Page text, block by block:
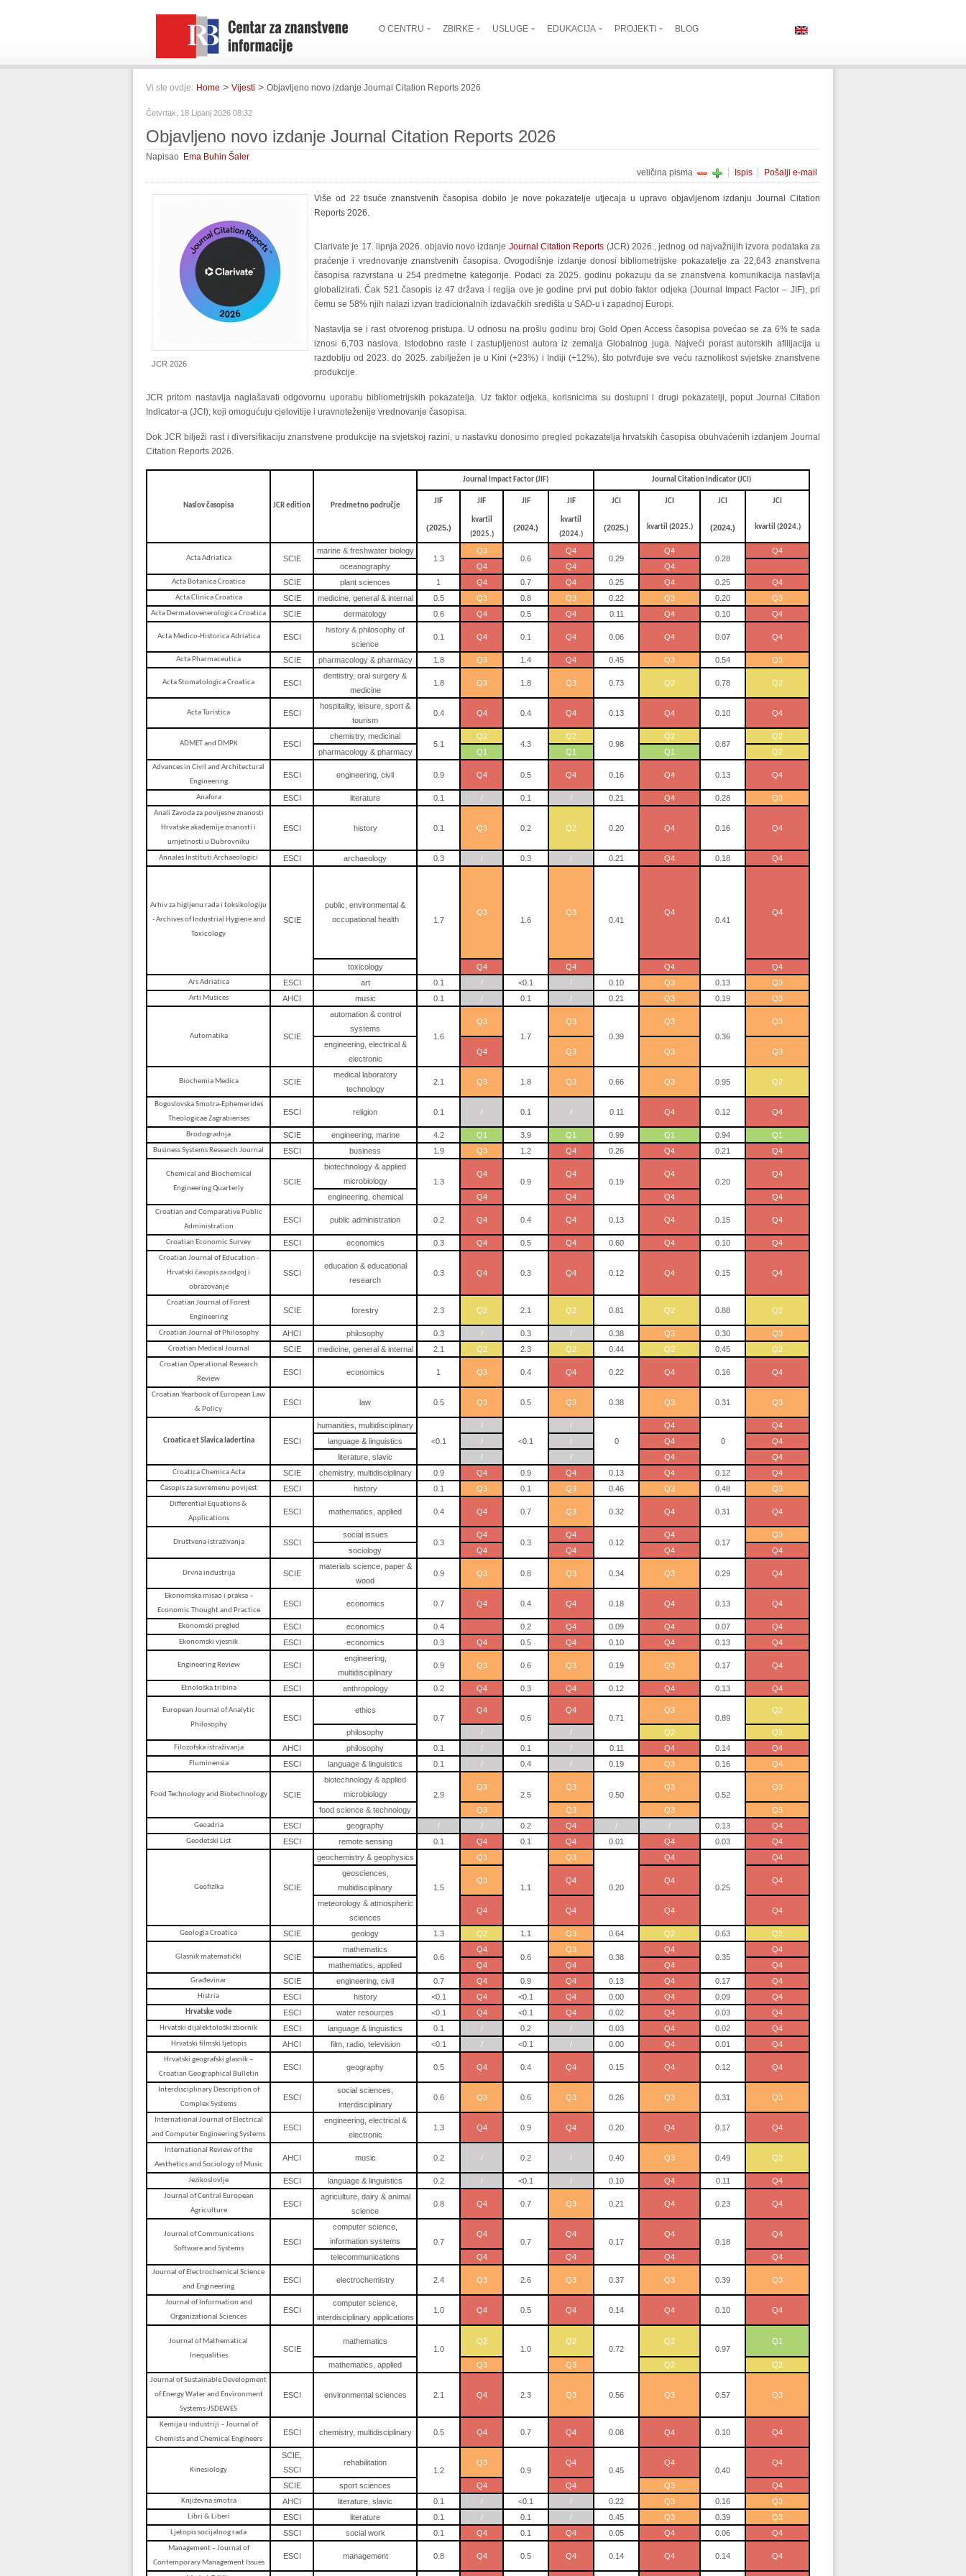
O CENTRU ZBIRKE USLUGE EDUKACIJA PROJEKTI BLOG
Vi ste ovdje: Home > Vijesti > Objavljeno novo izdanje Journal Citation Reports 2026
Četvrtak, 18 Lipanj 2026 08:32
Objavljeno novo izdanje Journal Citation Reports 2026
Napisao Ema Buhin Šaler
veličina pisma
Ispis Pošalji e-mail
JCR 2026
Više od 22 tisuće znanstvenih časopisa dobilo je nove pokazatelje utjecaja u upravo objavljenom izdanju Journal Citation
Reports 2026.
Clarivate je 17. lipnja 2026. objavio novo izdanje Journal Citation Reports (JCR) 2026., jednog od najvažnijih izvora podataka za
praćenje i vrednovanje znanstvenih časopisa. Ovogodišnje izdanje donosi bibliometrijske pokazatelje za 22,643 znanstvena
časopisa razvrstana u 254 predmetne kategorije. Podaci za 2025. godinu pokazuju da se znanstvena komunikacija nastavlja
globalizirati. Čak 521 časopis iz 47 država i regija ove je godine prvi put dobio faktor odjeka (Journal Impact Factor – JIF), pri
čemu se 58% njih nalazi izvan tradicionalnih izdavačkih središta u SAD-u i zapadnoj Europi.
Nastavlja se i rast otvorenog pristupa. U odnosu na prošlu godinu broj Gold Open Access časopisa povećao se za 6% te sada
iznosi 6,703 naslova. Istodobno raste i zastupljenost autora iz zemalja Globalnog juga. Najveći porast autorskih afilijacija u
razdoblju od 2023. do 2025. zabilježen je u Kini (+23%) i Indiji (+12%), što potvrđuje sve veću raznolikost svjetske znanstvene
produkcije.
JCR pritom nastavlja naglašavati odgovornu uporabu bibliometrijskih pokazatelja. Uz faktor odjeka, korisnicima su dostupni i drugi pokazatelji, poput Journal Citation
Indicator-a (JCI), koji omogućuju cjelovitije i uravnoteženije vrednovanje časopisa.
Dok JCR bilježi rast i diversifikaciju znanstvene produkcije na svjetskoj razini, u nastavku donosimo pregled pokazatelja hrvatskih časopisa obuhvaćenih izdanjem Journal
Citation Reports 2026.
Naslov časopisa JCR edition Predmetno područje
Journal Impact Factor (JIF) Journal Citation Indicator (JCI)
JIF JIF JIF JIF JCI JCI JCI JCI
(2025.)
kvartil
(2025.)
(2024.)
kvartil
(2024.)
(2025.) kvartil (2025.) (2024.) kvartil (2024.)
Acta Adriatica SCIE
marine & freshwater biology
1.3
Q3
0.6
Q4
0.29
Q4
0.28
Q4
oceanography
Q4 Q4 Q4
Acta Botanica Croatica SCIE plant sciences 1 Q4 0.7 Q4 0.25 Q4 0.25 Q4
Acta Clinica Croatica SCIE medicine, general & internal 0.5 Q3 0.8 Q3 0.22 Q3 0.20 Q3
Acta Dermatovenerologica Croatica SCIE dermatology 0.6 Q4 0.5 Q4 0.11 Q4 0.10 Q4
Acta Medico-Historica Adriatica ESCI
history & philosophy of
science
0.1 Q4 0.1 Q4 0.06 Q4 0.07 Q4
Acta Pharmaceutica SCIE pharmacology & pharmacy 1.8 Q3 1.4 Q4 0.45 Q3 0.54 Q3
Acta Stomatologica Croatica ESCI
dentistry, oral surgery &
medicine
1.8 Q3 1.8 Q3 0.73 Q2 0.78 Q2
Acta Turistica ESCI
hospitality, leisure, sport &
tourism
0.4 Q4 0.4 Q4 0.13 Q4 0.10 Q4
ADMET and DMPK ESCI
chemistry, medicinal
5.1
Q2
4.3
Q2
0.98
Q2
0.87
Q2
pharmacology & pharmacy
Q1 Q1 Q1 Q2
Advances in Civil and Architectural
Engineering
ESCI engineering, civil 0.9 Q4 0.5 Q4 0.16 Q4 0.13 Q4
Anafora ESCI literature 0.1 / 0.1 / 0.21 Q4 0.28 Q3
Anali Zavoda za povijesne znanosti
Hrvatske akademije znanosti i
umjetnosti u Dubrovniku
ESCI history 0.1 Q3 0.2 Q2 0.20 Q4 0.16 Q4
Annales Instituti Archaeologici ESCI archaeology 0.3 / 0.3 / 0.21 Q4 0.18 Q4
Arhiv za higijenu rada i toksikologiju
- Archives of Industrial Hygiene and
Toxicology
SCIE
public, environmental &
occupational health
1.7
Q3
1.6
Q3
0.41
Q4
0.41
Q4
toxicology Q4 Q4 Q4 Q4
Ars Adriatica ESCI art 0.1 / <0.1 / 0.10 Q3 0.13 Q3
Arti Musices AHCI music 0.1 / 0.1 / 0.21 Q3 0.19 Q3
Automatika SCIE
automation & control
systems
1.6
Q3
1.7
Q3
0.39
Q3
0.36
Q3
engineering, electrical &
electronic
Q4 Q3 Q3 Q3
Biochemia Medica SCIE
medical laboratory
technology
2.1 Q3 1.8 Q3 0.66 Q3 0.95 Q2
Bogoslovska Smotra-Ephemerides
Theologicae Zagrabienses
ESCI religion 0.1 / 0.1 / 0.11 Q4 0.12 Q4
Brodogradnja SCIE engineering, marine 4.2 Q1 3.9 Q1 0.99 Q1 0.94 Q1
Business Systems Research Journal ESCI business 1.9 Q3 1.2 Q4 0.26 Q4 0.21 Q4
Chemical and Biochemical
Engineering Quarterly
SCIE
biotechnology & applied
microbiology
1.3
Q4
0.9
Q4
0.19
Q4
0.20
Q4
engineering, chemical Q4 Q4 Q4 Q4
Croatian and Comparative Public
Administration
ESCI public administration 0.2 Q4 0.4 Q4 0.13 Q4 0.15 Q4
Croatian Economic Survey ESCI economics 0.3 Q4 0.5 Q4 0.60 Q4 0.10 Q4
Croatian Journal of Education -
Hrvatski časopis za odgoj i
obrazovanje
SSCI
education & educational
research
0.3 Q4 0.3 Q4 0.12 Q4 0.15 Q4
Croatian Journal of Forest
Engineering
SCIE forestry 2.3 Q2 2.1 Q2 0.81 Q2 0.88 Q2
Croatian Journal of Philosophy AHCI philosophy 0.3 / 0.3 / 0.38 Q3 0.30 Q3
Croatian Medical Journal SCIE medicine, general & internal 2.1 Q2 2.3 Q2 0.44 Q2 0.45 Q2
Croatian Operational Research
Review
ESCI economics 1 Q3 0.4 Q4 0.22 Q4 0.16 Q4
Croatian Yearbook of European Law
& Policy
ESCI law 0.5 Q3 0.5 Q3 0.38 Q3 0.31 Q3
Croatica et Slavica Iadertina ESCI
humanities, multidisciplinary
<0.1
/
<0.1
/
0
Q4
0
Q4
language & linguistics
/ / Q4
Q4
literature, slavic
/ / Q4 Q4
Croatica Chemica Acta SCIE chemistry, multidisciplinary 0.9 Q4 0.9 Q4 0.13 Q4 0.12 Q4
Časopis za suvremenu povijest ESCI history 0.1 Q3 0.1 Q3 0.46 Q3 0.48 Q3
Differential Equations &
Applications
ESCI mathematics, applied 0.4 Q4 0.7 Q3 0.32 Q4 0.31 Q4
Društvena istraživanja SSCI
social issues
0.3
Q4
0.3
Q4
0.12
Q4
0.17
Q3
sociology
Q4 Q4 Q4 Q4
Drvna industrija SCIE
materials science, paper &
wood
0.9 Q3 0.8 Q3 0.34 Q3 0.29 Q4
Ekonomska misao i praksa –
Economic Thought and Practice
ESCI economics 0.7 Q4 0.4 Q4 0.18 Q4 0.13 Q4
Ekonomski pregled ESCI economics 0.4 0.2 Q4 0.09 Q4 0.07 Q4
Ekonomski vjesnik ESCI economics 0.3 Q4 0.5 Q4 0.10 Q4 0.13 Q4
Engineering Review ESCI
engineering,
multidisciplinary
0.9 Q3 0.6 Q3 0.19 Q3 0.17 Q4
Etnološka tribina ESCI anthropology 0.2 Q4 0.3 Q4 0.12 Q4 0.13 Q4
European Journal of Analytic
Philosophy
ESCI
ethics
0.7
Q4
0.6
Q4
0.71
Q3
0.89
Q2
philosophy / / Q2 Q2
Filozofska istraživanja AHCI philosophy 0.1 / 0.1 / 0.11 Q4 0.14 Q4
Fluminensia ESCI language & linguistics 0.1 / 0.4 / 0.19 Q3 0.16 Q4
Food Technology and Biotechnology SCIE
biotechnology & applied
microbiology
2.9
Q3
2.5
Q3
0.50
Q3
0.52
Q3
food science & technology Q3 Q3 Q3 Q3
Geoadria ESCI geography / / 0.2 Q4 / / 0.13 Q4
Geodetski List ESCI remote sensing 0.1 Q4 0.1 Q4 0.01 Q4 0.03 Q4
Geofizika SCIE
geochemistry & geophysics
1.5
Q3
1.1
Q3
0.20
Q4
0.25
Q4
geosciences,
multidisciplinary
Q3 Q4 Q4 Q4
meteorology & atmospheric
sciences
Q4 Q4 Q4 Q4
Geologia Croatica SCIE geology 1.3 Q2 1.1 Q3 0.64 Q2 0.63 Q2
Glasnik matematički SCIE
mathematics
0.6
Q4
0.6
Q3
0.38
Q4
0.35
Q4
mathematics, applied
Q4 Q4 Q4 Q4
Građevinar SCIE engineering, civil 0.7 Q4 0.9 Q4 0.13 Q4 0.17 Q4
Histria ESCI history <0.1 Q4 <0.1 Q4 0.00 Q4 0.09 Q4
Hrvatske vode ESCI water resources <0.1 Q4 <0.1 Q4 0.02 Q4 0.03 Q4
Hrvatski dijalektološki zbornik ESCI language & linguistics 0.1 / 0.2 / 0.03 Q4 0.02 Q4
Hrvatski filmski ljetopis AHCI film, radio, television <0.1 / <0.1 / 0.00 Q4 0.01 Q4
Hrvatski geografski glasnik –
Croatian Geographical Bulletin
ESCI geography 0.5 Q4 0.4 Q4 0.15 Q4 0.12 Q4
Interdisciplinary Description of
Complex Systems
ESCI
social sciences,
interdisciplinary
0.6 Q3 0.6 Q3 0.26 Q3 0.31 Q3
International Journal of Electrical
and Computer Engineering Systems
ESCI
engineering, electrical &
electronic
1.3 Q4 0.9 Q4 0.20 Q4 0.17 Q4
International Review of the
Aesthetics and Sociology of Music
AHCI music 0.2 / 0.2 / 0.40 Q3 0.49 Q2
Jezikoslovlje ESCI language & linguistics 0.2 / <0.1 / 0.10 Q4 0.11 Q4
Journal of Central European
Agriculture
ESCI
agriculture, dairy & animal
science
0.8 Q4 0.7 Q3 0.21 Q4 0.23 Q4
Journal of Communications
Software and Systems
ESCI
computer science,
information systems
0.7
Q4
0.7
Q4
0.17
Q4
0.18
Q4
telecommunications Q4 Q4 Q4 Q4
Journal of Electrochemical Science
and Engineering
ESCI electrochemistry 2.4 Q3 2.6 Q3 0.37 Q3 0.39 Q3
Journal of Information and
Organizational Sciences
ESCI
computer science,
interdisciplinary applications
1.0 Q4 0.5 Q4 0.14 Q4 0.10 Q4
Journal of Mathematical
Inequalities
SCIE
mathematics
1.0
Q2
1.0
Q2
0.72
Q2
0.97
Q1
mathematics, applied Q3 Q3 Q2 Q2
Journal of Sustainable Development
of Energy Water and Environment
Systems-JSDEWES
ESCI environmental sciences 2.1 Q4 2.3 Q3 0.56 Q3 0.57 Q3
Kemija u industriji – Journal of
Chemists and Chemical Engineers
ESCI chemistry, multidisciplinary 0.5 Q4 0.7 Q4 0.08 Q4 0.10 Q4
Kinesiology
SCIE,
SSCI
rehabilitation
1.2
Q3
0.9
Q4
0.45
Q4
0.40
Q4
SCIE sport sciences Q4 Q4 Q3 Q4
Književna smotra AHCI literature, slavic 0.1 / <0.1 / 0.22 Q3 0.16 Q3
Libri & Liberi ESCI literature 0.1 / 0.1 / 0.45 Q3 0.39 Q3
Ljetopis socijalnog rada SSCI social work 0.1 Q4 0.1 Q4 0.05 Q4 0.06 Q4
Management – Journal of
Contemporary Management Issues
ESCI management 0.8 Q4 0.5 Q4 0.14 Q4 0.14 Q4